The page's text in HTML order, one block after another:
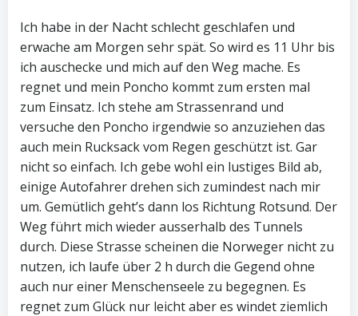
Ich habe in der Nacht schlecht geschlafen und
erwache am Morgen sehr spät. So wird es 11 Uhr bis
ich auschecke und mich auf den Weg mache. Es
regnet und mein Poncho kommt zum ersten mal
zum Einsatz. Ich stehe am Strassenrand und
versuche den Poncho irgendwie so anzuziehen das
auch mein Rucksack vom Regen geschützt ist. Gar
nicht so einfach. Ich gebe wohl ein lustiges Bild ab,
einige Autofahrer drehen sich zumindest nach mir
um. Gemütlich geht’s dann los Richtung Rotsund. Der
Weg führt mich wieder ausserhalb des Tunnels
durch. Diese Strasse scheinen die Norweger nicht zu
nutzen, ich laufe über 2 h durch die Gegend ohne
auch nur einer Menschenseele zu begegnen. Es
regnet zum Glück nur leicht aber es windet ziemlich